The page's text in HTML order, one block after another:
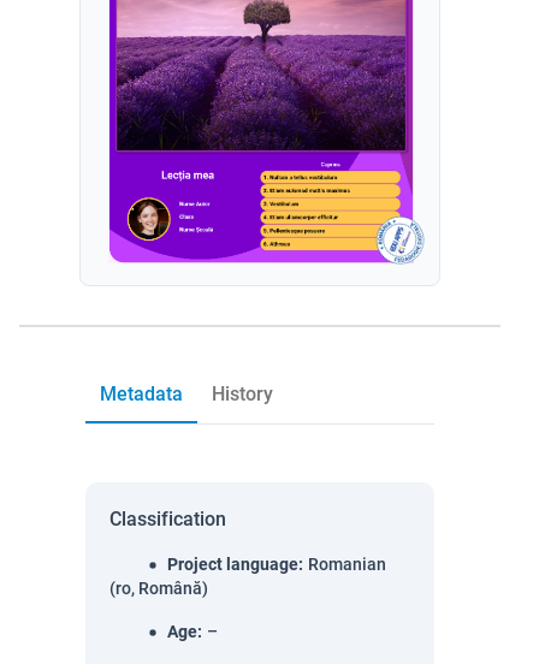
Metadata History
Classification
Project language: Romanian
(ro, Română)
Age: –